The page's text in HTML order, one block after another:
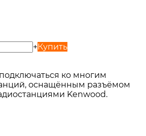
+Купить
ко многим
оснащённым разъёмом
Kenwood.